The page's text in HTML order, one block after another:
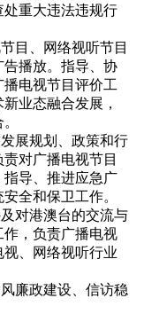
重大违法违规行
目、网络视听节目
播放。指导、协
电视节目评价工
业态融合发展，
展规划、政策和行
对广播电视节目
导、推进应急广
全和保卫工作。
对港澳台的交流与
，负责广播电视
、网络视听行业
廉政建设、信访稳